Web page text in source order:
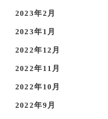
2023年2月
2023年1月
2022年12月
2022年11月
2022年10月
2022年9月